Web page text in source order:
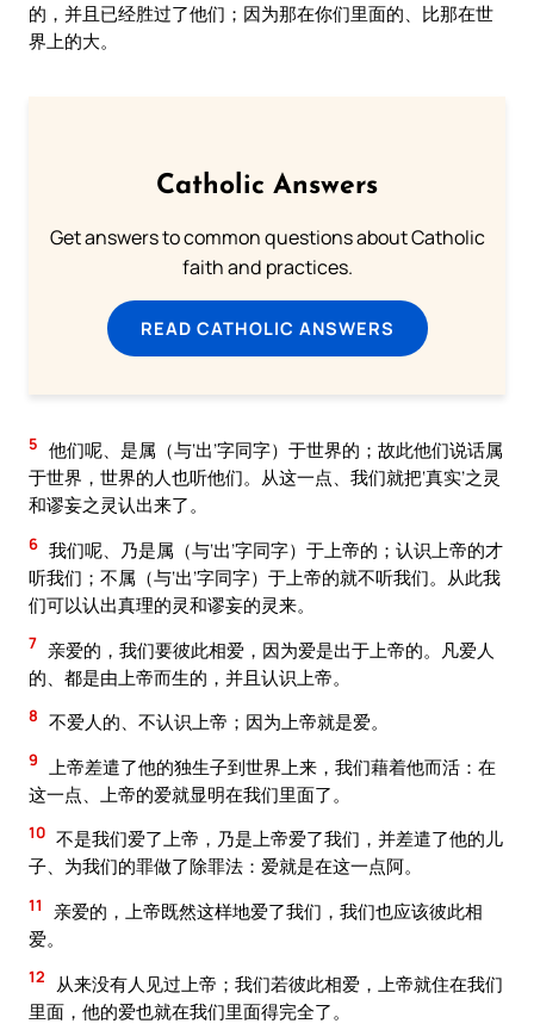
的，并且已经胜过了他们；因为那在你们里面的、比那在世
界上的大。
Catholic Answers
Get answers to common questions about Catholic
faith and practices.
READ CATHOLIC ANSWERS
5 他们呢、是属（与‘出’字同字）于世界的；故此他们说话属
于世界，世界的人也听他们。从这一点、我们就把‘真实’之灵
和谬妄之灵认出来了。
6 我们呢、乃是属（与‘出’字同字）于上帝的；认识上帝的才
听我们；不属（与‘出’字同字）于上帝的就不听我们。从此我
们可以认出真理的灵和谬妄的灵来。
7 亲爱的，我们要彼此相爱，因为爱是出于上帝的。凡爱人
的、都是由上帝而生的，并且认识上帝。
8 不爱人的、不认识上帝；因为上帝就是爱。
9
上帝差遣了他的独生子到世界上来，我们藉着他而活：在
这一点、上帝的爱就显明在我们里面了。
10 不是我们爱了上帝，乃是上帝爱了我们，并差遣了他的儿
子、为我们的罪做了除罪法：爱就是在这一点阿。
11
亲爱的，上帝既然这样地爱了我们，我们也应该彼此相
爱。
12
从来没有人见过上帝；我们若彼此相爱，上帝就住在我们
里面，他的爱也就在我们里面得完全了。